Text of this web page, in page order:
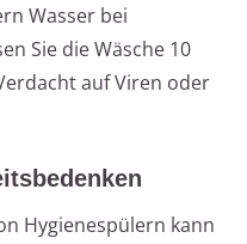
Wasser bei
Sie die Wäsche 10
auf Viren oder
Hygienespülern kann